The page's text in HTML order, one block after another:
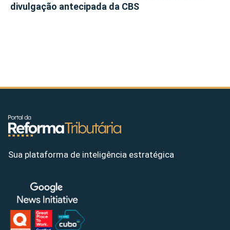
divulgação antecipada da CBS
Sua plataforma de inteligência estratégica